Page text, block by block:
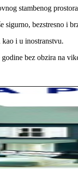
stambenog
bezstresno i
i u inostranstvu.
bez obzira na